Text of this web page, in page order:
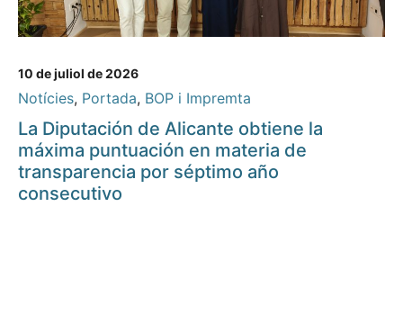
10 de juliol de 2026
Notícies, Portada, BOP i Impremta
La Diputación de Alicante obtiene la
máxima puntuación en materia de
transparencia por séptimo año
consecutivo